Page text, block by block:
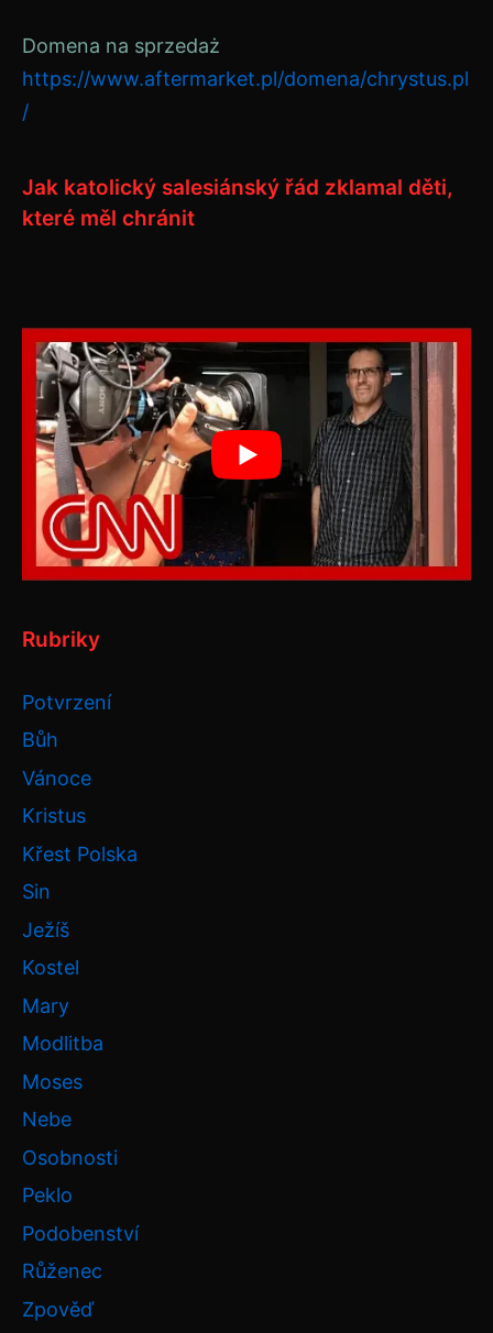
Domena na sprzedaż
https://www.aftermarket.pl/domena/chrystus.pl
/
Jak katolický salesiánský řád zklamal děti,
které měl chránit
Rubriky
Potvrzení
Bůh
Vánoce
Kristus
Křest Polska
Sin
Ježíš
Kostel
Mary
Modlitba
Moses
Nebe
Osobnosti
Peklo
Podobenství
Růženec
Zpověď